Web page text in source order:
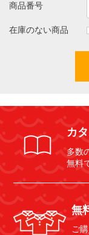
商品番号
在庫のない商品
カ
多数
無料
無
ご